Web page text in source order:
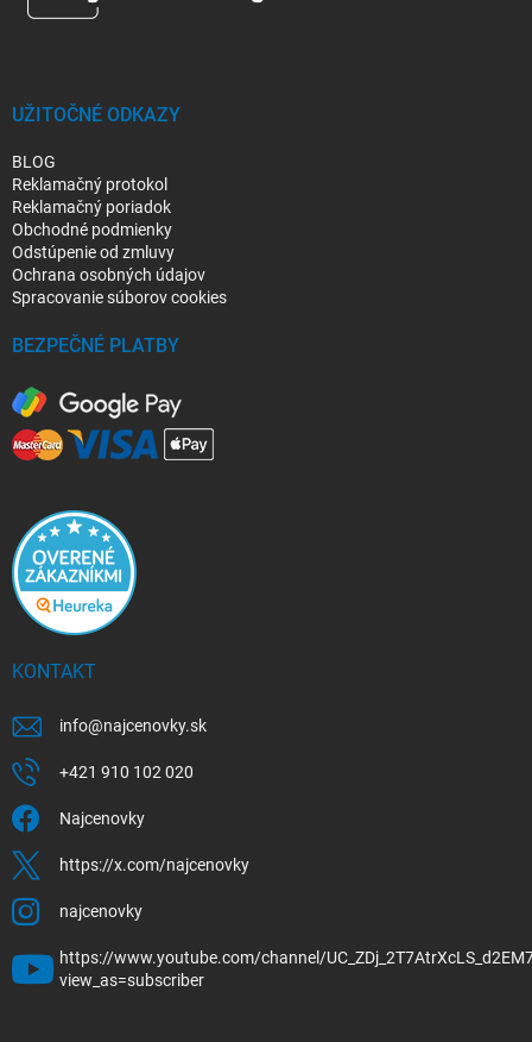
UŽITOČNÉ ODKAZY
BLOG
Reklamačný protokol
Reklamačný poriadok
Obchodné podmienky
Odstúpenie od zmluvy
Ochrana osobných údajov
Spracovanie súborov cookies
BEZPEČNÉ PLATBY
KONTAKT
info@najcenovky.sk
+421 910 102 020
Najcenovky
https://x.com/najcenovky
najcenovky
https://www.youtube.com/channel/
view_as=subscriber